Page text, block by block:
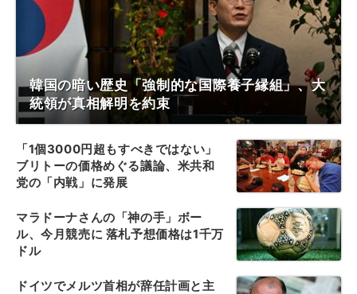
韓国の暗い歴史「強制的な国際養子縁組」、大
統領が真相解明を約束
「1個3000円超もすべきではない」
ブリトーの価格めぐる議論、米共和
党の「内戦」に発展
マラドーナさんの「神の手」ボー
ル、今月競売に 落札予想価格は1千万
ドル
ドイツでメルツ首相が辞任計画と主